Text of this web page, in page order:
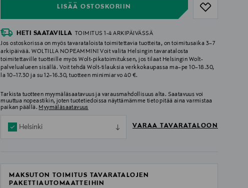
LISÄÄ OSTOSKORIIN
HETI SAATAVILLA
TOIMITUS 1-4 ARKIPÄIVÄSSÄ
Jos ostoskorissa on myös tavarataloista toimitettavia tuotteita, on toimitusaika 3–7
arkipäivää. WOLTILLA NOPEAMMIN! Voit valita Helsingin tavaratalosta
toimitettaville tuotteille myös Wolt-pikatoimituksen, jos tilaat Helsingin Wolt-
palvelualueen sisällä. Voit tehdä Wolt-tilauksia verkkokaupassa ma–pe 10–18.30,
la 10–17.30 ja su 12–16.30, tuotteen minimiarvo 40 €.
Tarkista tuotteen myymäläsaatavuus ja varausmahdollisuus alta. Saatavuus voi
muuttua nopeastikin, joten tuotetiedoissa näyttämämme tieto pitää aina varmistaa
paikan päällä. Myymäläsaatavuus
Helsinki VARAA TAVARATALOON
MAKSUTON TOIMITUS TAVARATALOJEN
PAKETTIAUTOMAATTEIHIN